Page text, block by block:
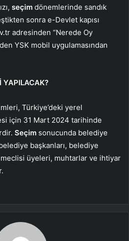
seçim dönemlerinde sandık
sonra e-Devlet kapısı
adresinden “Nerede Oy
YSK mobil uygulamasından
YAPILACAK?
Türkiye’deki yerel
için 31 Mart 2024 tarihinde
Seçim sonucunda belediye
başkanları, belediye
üyeleri, muhtarlar ve ihtiyar